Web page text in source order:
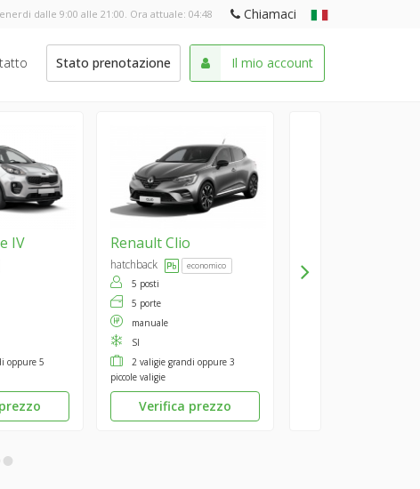
dalle 9:00 alle 21:00. Ora attuale: 04:48 Chiamaci
Stato prenotazione Il mio account
IV
oppure 5
RenaultClio
hatchback economico
5 posti
5 porte
manuale
SI
2 valigie grandi oppure 3
piccole valigie
Verifica prezzo
•